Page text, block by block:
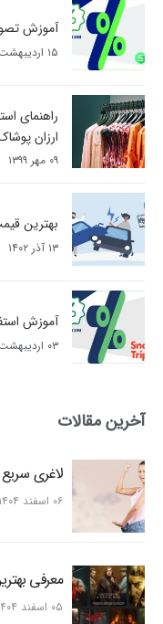
آموزش
۱۵ اردیبهشت ۱۴۰۲
راهنمای
ارزان
۰۹ مهر ۱۳۹۹
بهترین
۱۳ آذر ۱۴۰۲
آموزش
۰۳ اردیبهشت ۱۴۰۲
آخرین مقالات
لاغری سریع تا
۰۶ اسفند ۱۴۰۴
معرفی
۰۵ اسفند ۱۴۰۴